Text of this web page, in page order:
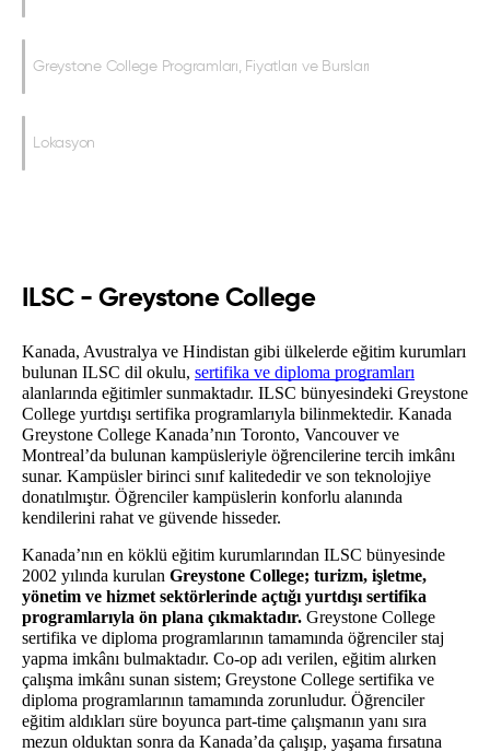
Greystone College Programları, Fiyatları ve Bursları
Lokasyon
ILSC - Greystone College
Kanada, Avustralya ve Hindistan gibi ülkelerde eğitim kurumları
bulunan ILSC dil okulu, sertifika ve diploma programları
alanlarında eğitimler sunmaktadır. ILSC bünyesindeki Greystone
College yurtdışı sertifika programlarıyla bilinmektedir. Kanada
Greystone College Kanada’nın Toronto, Vancouver ve
Montreal’da bulunan kampüsleriyle öğrencilerine tercih imkânı
sunar. Kampüsler birinci sınıf kalitededir ve son teknolojiye
donatılmıştır. Öğrenciler kampüslerin konforlu alanında
kendilerini rahat ve güvende hisseder.
Kanada’nın en köklü eğitim kurumlarından ILSC bünyesinde
2002 yılında kurulan Greystone College; turizm, işletme,
yönetim ve hizmet sektörlerinde açtığı yurtdışı sertifika
programlarıyla ön plana çıkmaktadır. Greystone College
sertifika ve diploma programlarının tamamında öğrenciler staj
yapma imkânı bulmaktadır. Co-op adı verilen, eğitim alırken
çalışma imkânı sunan sistem; Greystone College sertifika ve
diploma programlarının tamamında zorunludur. Öğrenciler
eğitim aldıkları süre boyunca part-time çalışmanın yanı sıra
mezun olduktan sonra da Kanada’da çalışıp, yaşama fırsatına